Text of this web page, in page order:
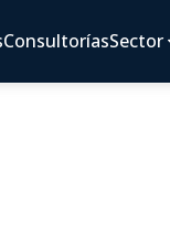
ConsultoríasSector